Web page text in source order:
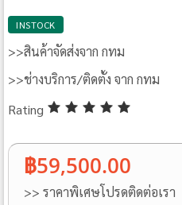
INSTOCK
>>สินค้าจัดส่งจาก กทม
>>ช่างบริการ/ติดตั้ง จาก กทม
Rating
฿59,500.00
>> ราคาพิเศษโปรดติดต่อเรา